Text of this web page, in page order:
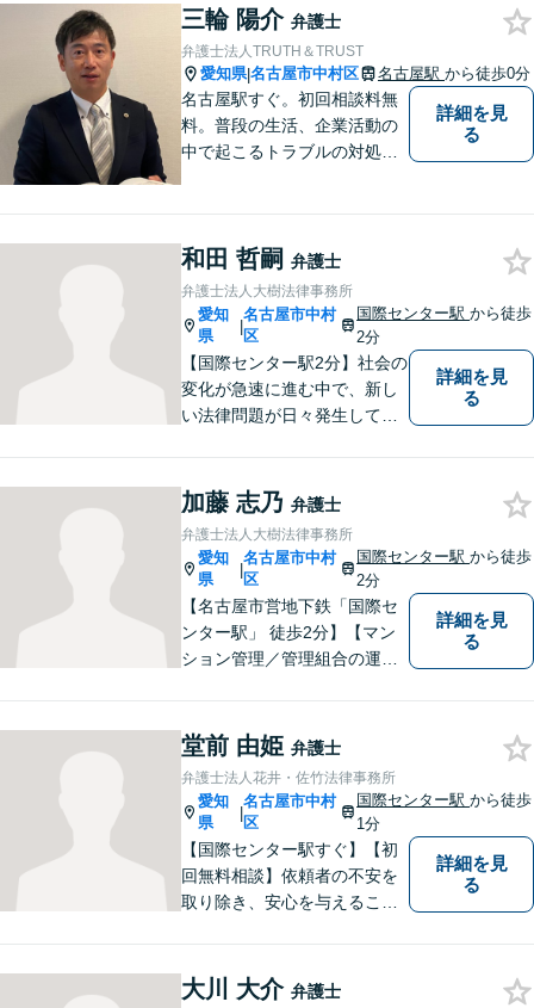
続の専門家と呼ばれる税理士
の登録もしています。頼れ
る、身近な法律事務所を目指
しています。ぜひ、ご相談く
ださい。
三輪 陽介 弁護士
弁護士法人TRUTH＆TRUST
愛知県|名古屋市中村区 名古屋駅 から徒歩0分
名古屋駅すぐ。初回相談料無
料。普段の生活、企業活動の
中で起こるトラブルの対処に
にとって一番良い解決は何か
を考え、最善の解決を目指し
ます。
詳細を見
る
和田 哲嗣 弁護士
弁護士法人大樹法律事務所
愛知
県
|
名古屋市中村
区
国際センター駅から徒歩
2分
【国際センター駅2分】社会の
変化が急速に進む中で、新し
い法律問題が日々発生してお
頼者から相談を受け、最良の
法的サービスを迅速に提供で
きるよう最善の努力をしま
す。
詳細を見
る
加藤 志乃 弁護士
弁護士法人大樹法律事務所
愛知
県
|
名古屋市中村
区
国際センター駅から徒歩
2分
【名古屋市営地下鉄「国際セ
ンター駅」 徒歩2分】【マン
ション管理／管理組合の運営
します。法律問題でお困りの
方はお気軽にご相談くださ
い。
詳細を見
る
堂前 由姫 弁護士
弁護士法人花井・佐竹法律事務所
愛知
県
|
名古屋市中村
区
国際センター駅から徒歩
1分
【国際センター駅すぐ】【初
回無料相談】依頼者の不安を
取り除き、安心を与えること
をします。独自の専門家ネッ
詳細を見
る
大川 大介 弁護士